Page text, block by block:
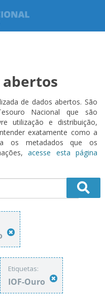
abertos
de dados abertos. São
Nacional que são
utilização e distribuição,
exatamente como a
os metadados que os
acesse esta página
Etiquetas:
IOF-Ouro